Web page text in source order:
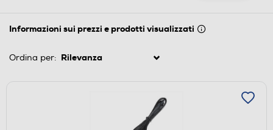
Informazioni sui prezzi e prodotti visualizzati
Ordina per: